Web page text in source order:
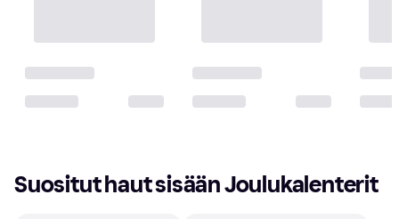
Suositut haut sisään Joulukalenterit